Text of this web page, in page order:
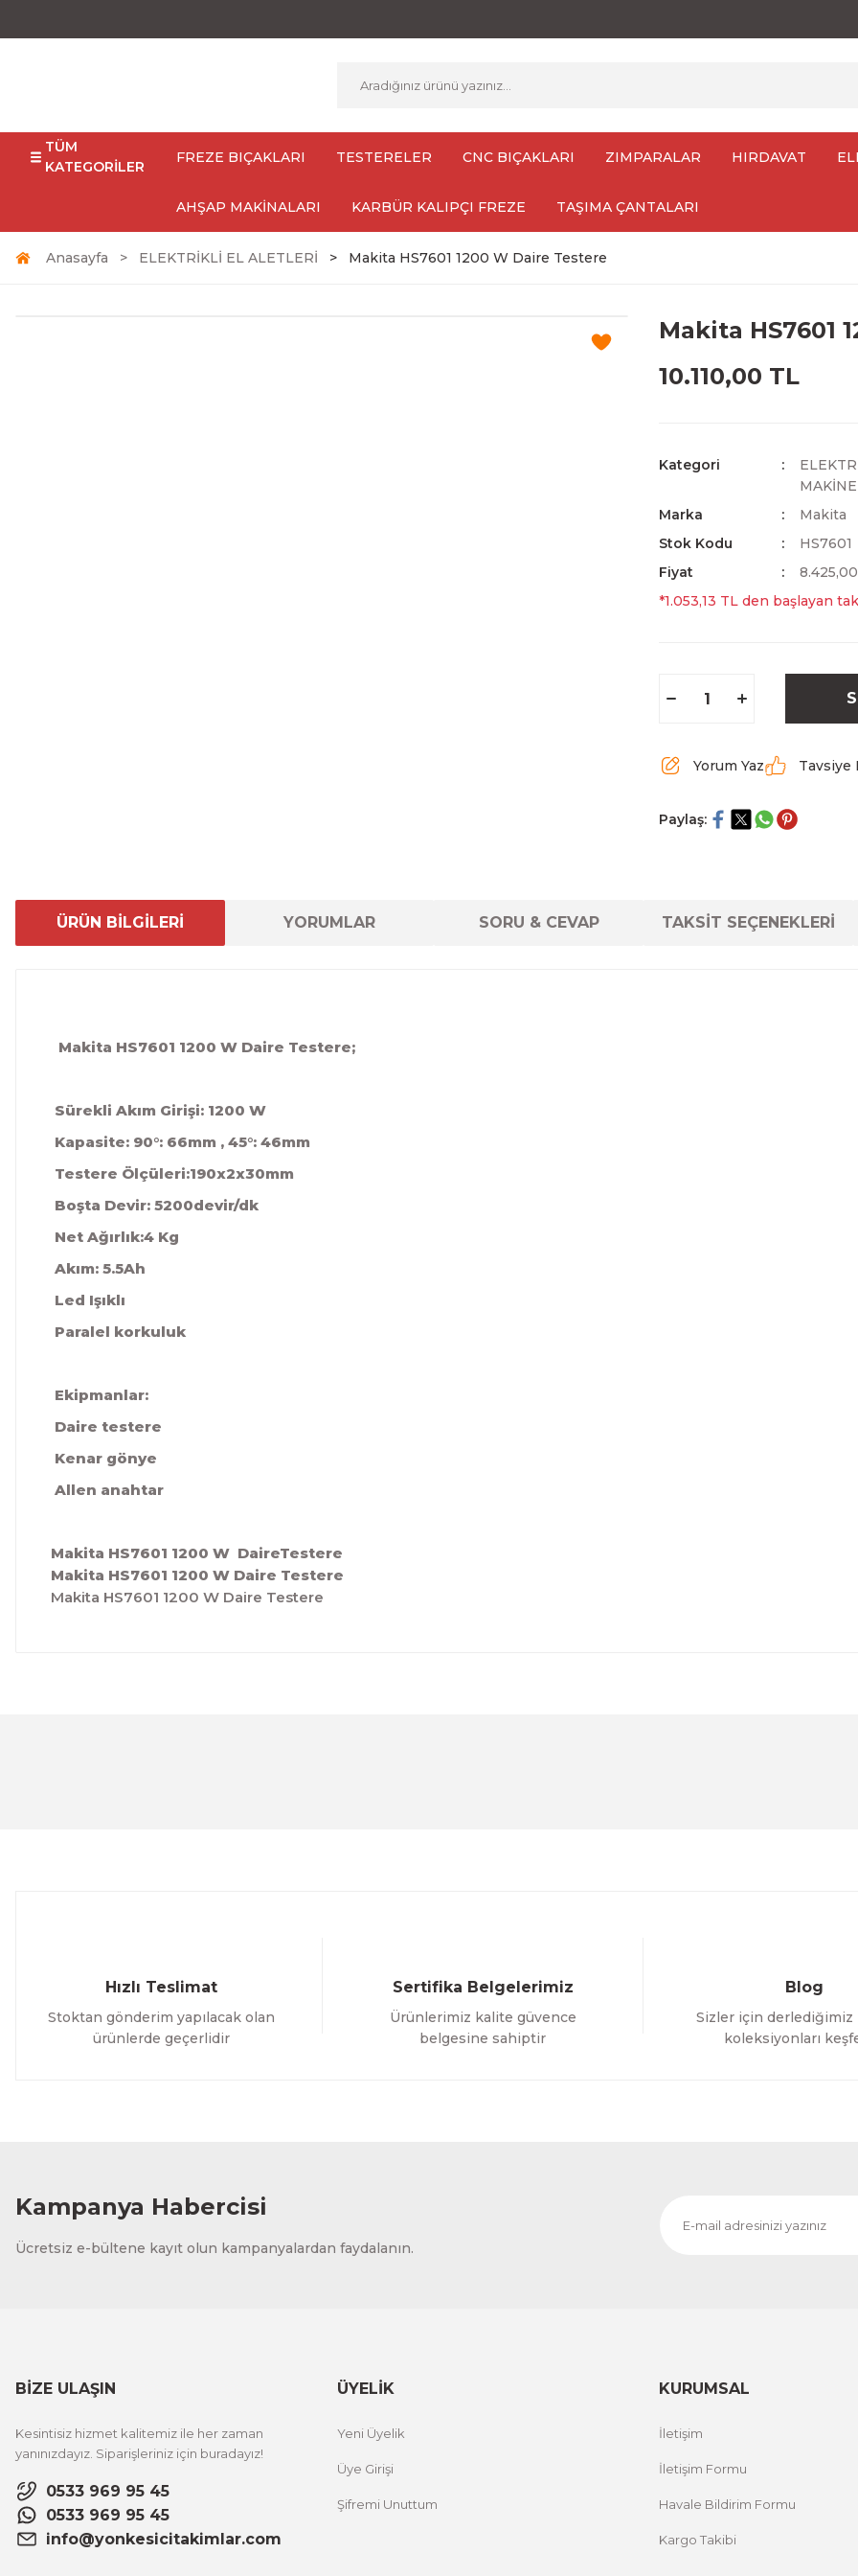
TÜM
KATEGORİLER
FREZE BIÇAKLARI TESTERELER CNC BIÇAKLARI ZIMPARALAR HIRDAVAT
AHŞAP MAKİNALARI KARBÜR KALIPÇI FREZE TAŞIMA ÇANTALARI
Anasayfa ELEKTRİKLİ EL ALETLERİ Makita HS7601 1200 W Daire Testere
Makita HS7601
10.110,00 TL
Kategori
Marka
Makita
Stok Kodu
HS7601
Fiyat
*1.053,13 TL den başlayan
Yorum Yaz Tavsiye
Paylaş:
ÜRÜN BİLGİLERİ YORUMLAR SORU & CEVAP TAKSİT SEÇENEKLERİ
Makita HS7601 1200 W Daire Testere;
Sürekli Akım Girişi: 1200 W
Kapasite: 90°: 66mm , 45°: 46mm
Testere Ölçüleri:190x2x30mm
Boşta Devir: 5200devir/dk
Net Ağırlık:4 Kg
Akım: 5.5Ah
Led Işıklı
Paralel korkuluk
Ekipmanlar:
Daire testere
Kenar gönye
Allen anahtar
Makita HS7601 1200 W DaireTestere
Makita HS7601 1200 W Daire Testere
Makita HS7601 1200 W Daire Testere
Hızlı Teslimat
Stoktan gönderim yapılacak olan
ürünlerde geçerlidir
Sertifika Belgelerimiz
Ürünlerimiz kalite güvence
belgesine sahiptir
Blog
Sizler için derlediğimiz
koleksiyonları
Kampanya Habercisi
Ücretsiz e-bültene kayıt olun kampanyalardan faydalanın.
BİZE ULAŞIN
Kesintisiz hizmet kalitemiz ile her zaman
yanınızdayız. Siparişleriniz için buradayız!
0533 969 95 45
0533 969 95 45
info@yonkesicitakimlar.com
ÜYELİK
Yeni Üyelik
Üye Girişi
Şifremi Unuttum
KURUMSAL
İletişim
İletişim Formu
Havale Bildirim Formu
Kargo Takibi